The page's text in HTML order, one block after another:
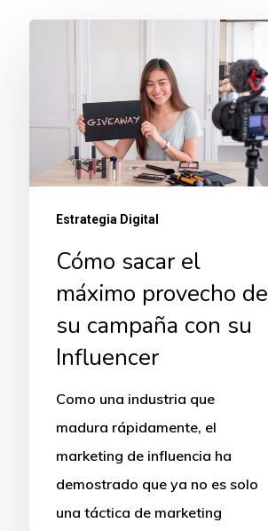
máximo
provecho
de
Estrategia Digital
Cómo sacar el
máximo provecho de
su campaña con su
Influencer
Como una industria que
madura rápidamente, el
marketing de influencia ha
demostrado que ya no es solo
una táctica de marketing